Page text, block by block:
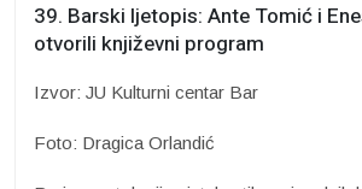
39. Barski ljetopis: Ante Tomić i
otvorili književni program
Izvor: JU Kulturni centar Bar
Foto: Dragica Orlandić